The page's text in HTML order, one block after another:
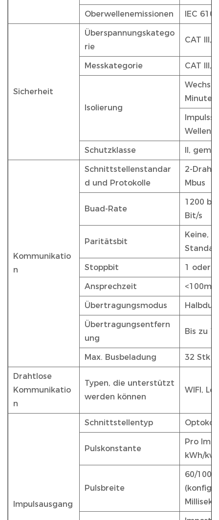
Oberwellenemissionen IEC
Sicherheit
Überspannungskatego
rie
CAT III,
Messkategorie CAT III,
Isolierung
Minute
Schutzklasse II,
Kommunikatio
n
Schnittstellenstandar
d und Protokolle
2-
Mbus
Buad-Rate
1200
Bit/s
Paritätsbit
Keine,
Stoppbit 1 oder
Ansprechzeit <100ms
Übertragungsmodus
Übertragungsentfern
ung
Bis zu
Max. Busbeladung 32 Stk
Drahtlose
Kommunikatio
n
Typen, die unterstützt
werden können
WIFI,
Impulsausgang
Schnittstellentyp
Pulskonstante
Pro
kWh/
Pulsbreite
60/100/